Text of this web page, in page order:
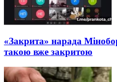
«Закрита» нарада
такою вже закритою